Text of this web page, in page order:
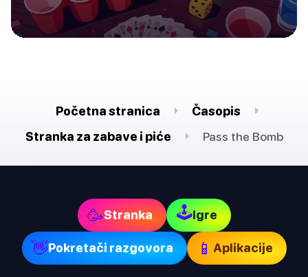
Početna stranica
Časopis
Stranka za zabave i piće
Pass the Bomb
🥳Stranka 🕹Igre
👋Pokretači razgovora 📱 Aplikacije